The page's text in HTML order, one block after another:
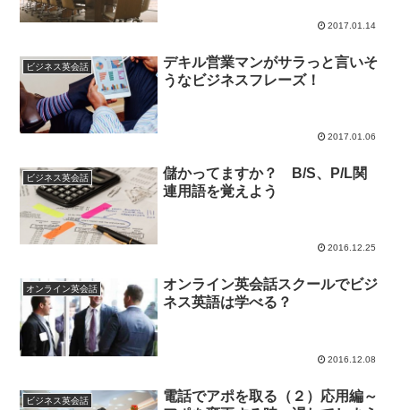
2017.01.14
ビジネス英会話
デキル営業マンがサラっと言いそ
うなビジネスフレーズ！
2017.01.06
ビジネス英会話
儲かってますか？ B/S、P/L関
連用語を覚えよう
2016.12.25
オンライン英会話
オンライン英会話スクールでビジ
ネス英語は学べる？
2016.12.08
ビジネス英会話
電話でアポを取る（２）応用編～